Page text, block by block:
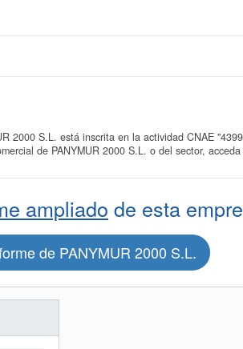
2000 S.L. está inscrita en la actividad CNAE
de PANYMUR 2000 S.L. o del sector,
ampliado de esta
de PANYMUR 2000 S.L.